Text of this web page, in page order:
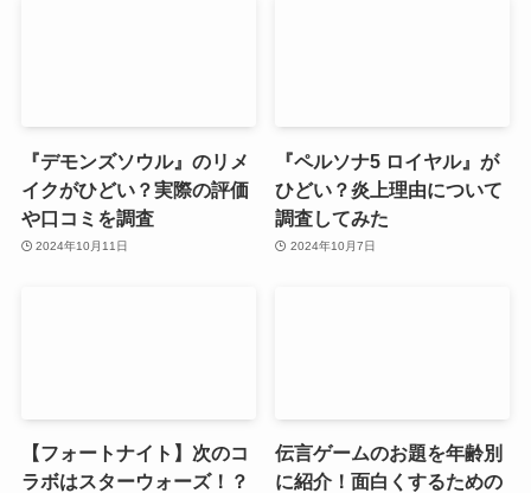
『デモンズソウル』のリメ
イクがひどい？実際の評価
や口コミを調査
2024年10月11日
『ペルソナ5 ロイヤル』が
ひどい？炎上理由について
調査してみた
2024年10月7日
【フォートナイト】次のコ
ラボはスターウォーズ！？
伝言ゲームのお題を年齢別
に紹介！面白くするための